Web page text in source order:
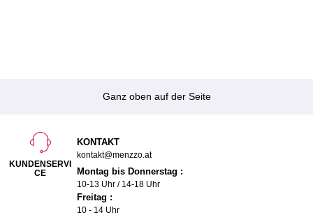
Ganz oben auf der Seite
KUNDENSERVI
CE
KONTAKT
kontakt@menzzo.at
Montag bis Donnerstag :
10-13 Uhr / 14-18 Uhr
Freitag :
10 - 14 Uhr